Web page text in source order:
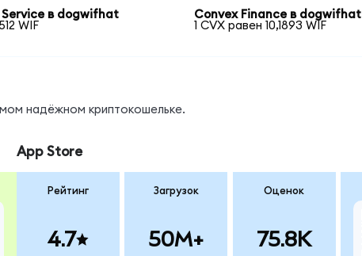
Service в dogwifhat
WIF
Convex Finance в dogwifhat
1 CVX равен 10,1893 WIF
надёжном криптокошельке.
App Store
Рейтинг
4.7
Загрузок
50M+
Оценок
75.8K